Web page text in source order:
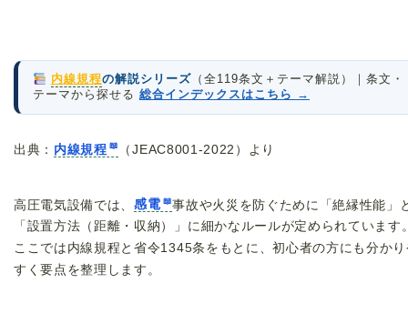
内線規程の解説シリーズ（全119条文＋テーマ解説）｜条文・
テーマから探せる 総合インデックスはこちら →
出典： 内線規程 （JEAC8001-2022）より
高圧電気設備では、感電
事故や火災を防ぐために「絶縁性能」
「設置方法（距離・収納）」に細かなルールが定められています
ここでは内線規程と省令1345条をもとに、初心者の方にも分か
すく要点を整理します。